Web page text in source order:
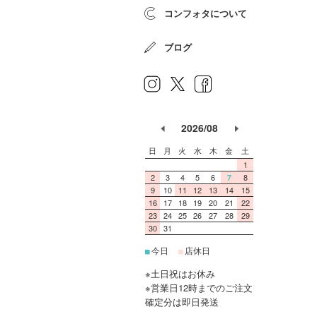
コンフォタについて
ブログ
2026/08
日 月 火 水 木 金
土
1
2
3 4 5 6 7
8
9
10 11 12 13 14
15
16
17 18 19 20 21
22
23 24 25 26 27 28
29
30 31
■今日 ■ 店休日
※土日祝はお休み
※営業日12時までのご注文
確定分は即日発送